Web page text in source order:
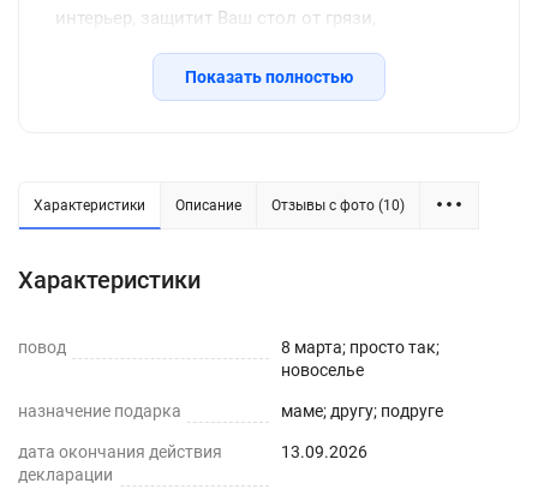
интерьер, защитит Ваш стол от грязи,
потертостей, царапин, станет отличным
подарком на день рождения, новоселье и другие
семейные праздники, включая новый год.
(выдерживает до 80 градусов без деформации),
водоотталкивающее, долговечное, не желтеет со
размеров или закруглить углы. Внимание: мы
усадку. Весь ассортимент Вы можете увидеть в
Показать полностью
Характеристики Описание Отзывы с фото (10)
Характеристики
повод
8 марта; просто так;
новоселье
назначение подарка маме; другу; подруге
дата окончания действия
декларации
13.09.2026